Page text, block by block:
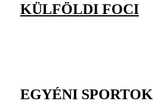
KÜLFÖLDI FOCI
EGYÉNI SPORTOK